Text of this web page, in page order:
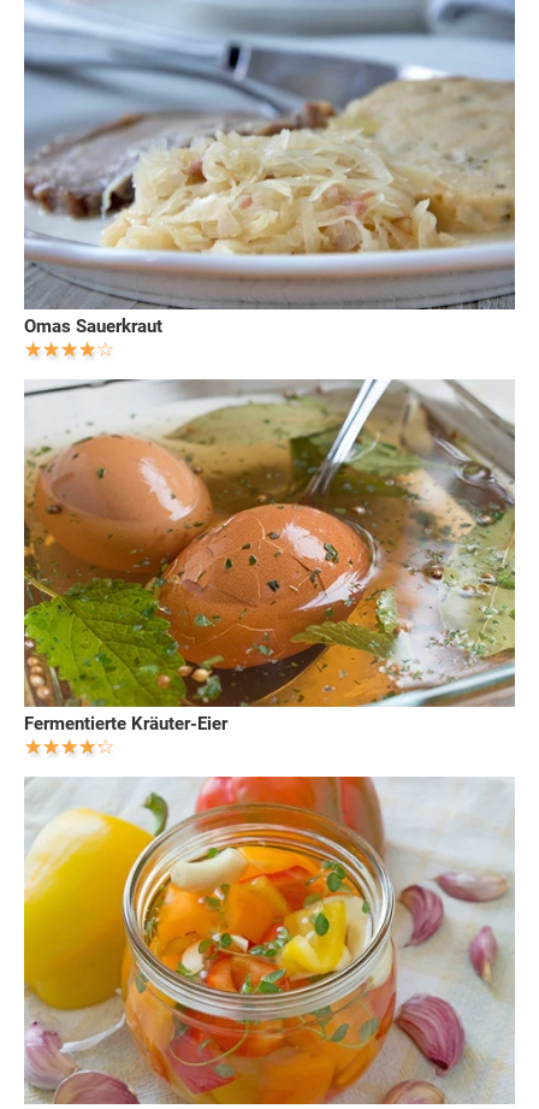
Omas Sauerkraut
Fermentierte Kräuter-Eier